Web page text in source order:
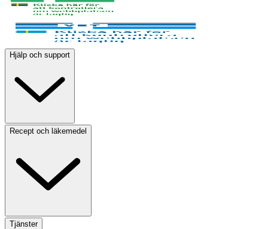
Hjälp och support
Recept och läkemedel
Tjänster